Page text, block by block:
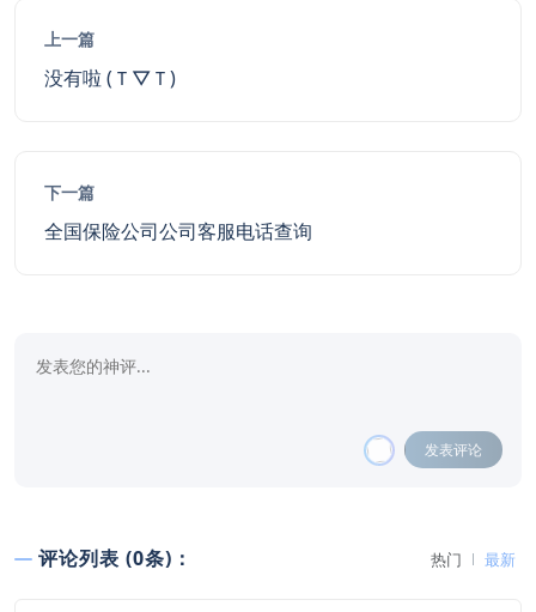
上一篇
没有啦 (Ｔ▽Ｔ)
下一篇
全国保险公司公司客服电话查询
发表评论
评论列表 (0条)： 热门 最新